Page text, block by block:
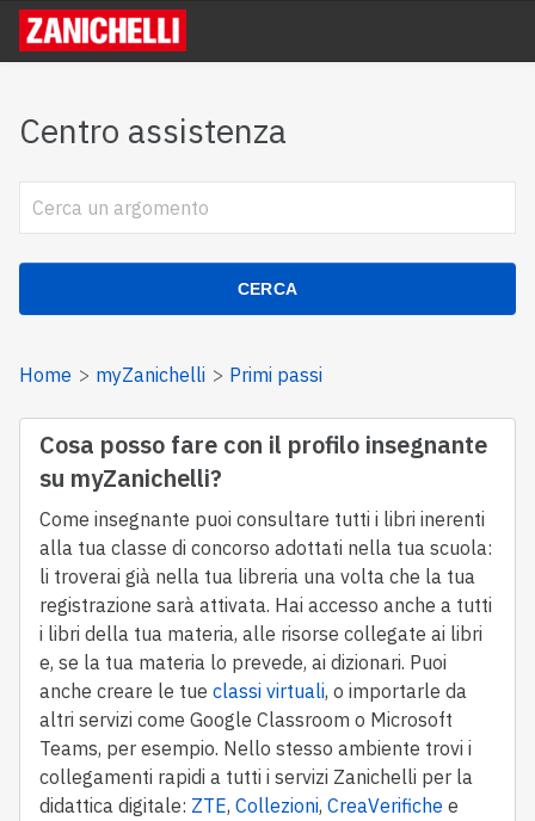
Centro assistenza
CERCA
Home myZanichelli Primi passi
Cosa posso fare con il profilo insegnante
su myZanichelli?
Come insegnante puoi consultare tutti i libri inerenti
alla tua classe di concorso adottati nella tua scuola:
li troverai già nella tua libreria una volta che la tua
registrazione sarà attivata. Hai accesso anche a tutti
i libri della tua materia, alle risorse collegate ai libri
e, se la tua materia lo prevede, ai dizionari. Puoi
anche creare le tue classi virtuali, o importarle da
altri servizi come Google Classroom o Microsoft
Teams, per esempio. Nello stesso ambiente trovi i
collegamenti rapidi a tutti i servizi Zanichelli per la
didattica digitale: ZTE, Collezioni, CreaVerifiche e